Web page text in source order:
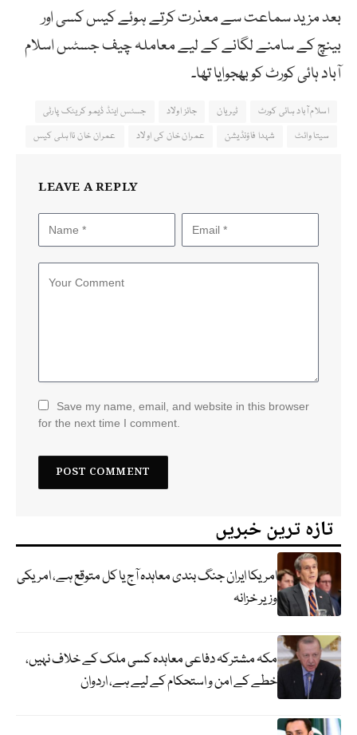
بعد مزید سماعت سے معذرت کرتے ہوئے کیس کسی اور
بینچ کے سامنے لگانے کے لیے معاملہ چیف جسٹس اسلام
آباد ہائی کورٹ کو بھجوایا تھا۔
اسلام آباد ہائی کورٹ ٹیریان جائز اولاد
جسٹس اینڈ ڈیمو کریٹک پارٹی
سیتا وائٹ
شہدا فاؤنڈیشن عمران خان کی اولاد عمران خان نااہلی کیس
LEAVE A REPLY
Save my name, email, and website in this browser
for the next time I comment.
تازہ ترین خبریں
امریکا ایران جنگ بندی معاہدہ آج یا کل متوقع ہے، امریکی
وزیر خزانہ
مکہ مشترکہ دفاعی معاہدہ کسی ملک کے خلاف نہیں،
خطے کے امن و استحکام کے لیے ہے، اردوان